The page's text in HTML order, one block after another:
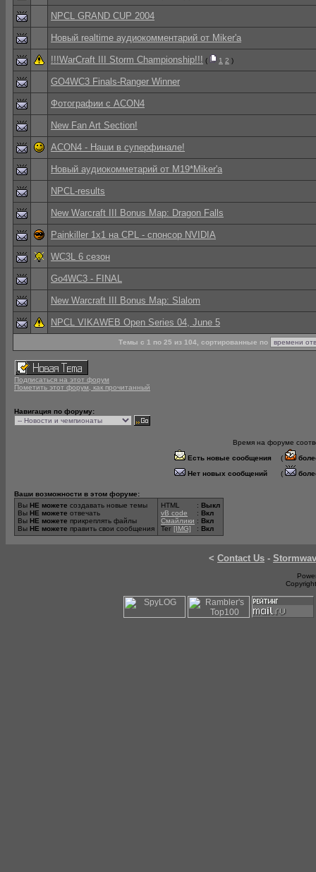
NPCL GRAND CUP 2004
Новый realtime аудиокомментарий от Miker'a
!!!WarCraft III Storm Championship!!! ( 1 2 )
GO4WC3 Finals-Ranger Winner
Фотографии с ACON4
New Fan Art Section!
ACON4 - Наши в суперфинале!
Новый аудиокомметарий от М19*Miker'a
NPCL-results
New Warcraft III Bonus Map: Dragon Falls
Painkiller 1x1 на CPL - спонсор NVIDIA
WC3L 6 сезон
Go4WC3 - FINAL
New Warcraft III Bonus Map: Slalom
NPCL VIKAWEB Open Series 04, June 5
Темы с 1 по 25 из 104, сортированные по
Подписаться на этот форум
Пометить этот форум, как прочитанный
Навигация по форуму:
Время на форуме
Есть новые сообщения
(
Нет новых сообщений
(
Ваши возможности в этом форуме:
Вы НЕ можете создавать новые темы
Вы НЕ можете отвечать
Вы НЕ можете прикреплять файлы
Вы НЕ можете править свои сообщения
HTML
vB code
Смайлики
Тег [IMG]
: Выкл
: Вкл
: Вкл
: Вкл
< Contact Us -